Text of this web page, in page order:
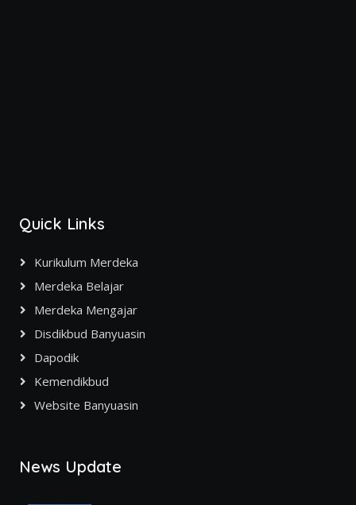
Quick Links
Kurikulum Merdeka
Merdeka Belajar
Merdeka Mengajar
Disdikbud Banyuasin
Dapodik
Kemendikbud
Website Banyuasin
News Update